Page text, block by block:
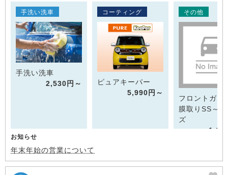
手洗い洗車
手洗い洗車
2,530円～
コーティング
ピュアキーパー
5,990円～
その他
フロントガラ
膜取りSS～M
ズ
お知らせ
年末年始の営業について